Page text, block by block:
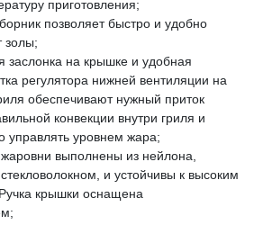
приготовления;
позволяет быстро и удобно
золы;
заслонка на крышке и удобная
регулятора нижней вентиляции на
обеспечивают нужный приток
конвекции внутри гриля и
управлять уровнем жара;
выполнены из нейлона,
и устойчивы к высоким
крышки оснащена